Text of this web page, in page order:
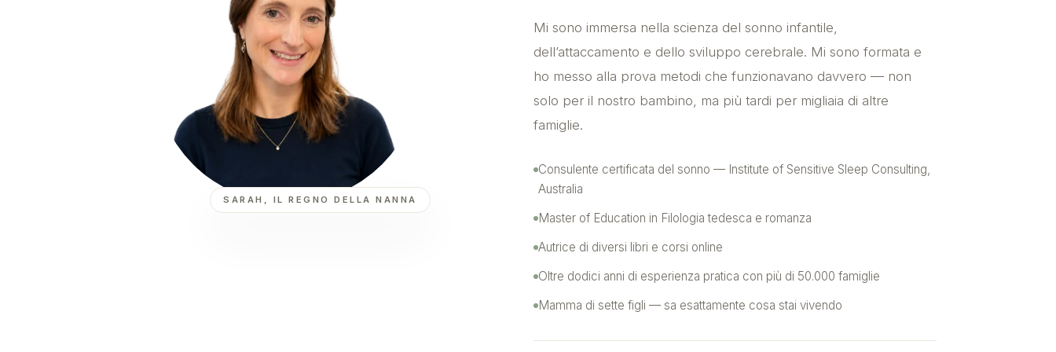
SARAH, IL REGNO DELLA NANNA
Mi sono immersa nella scienza del sonno infantile,
dell’attaccamento e dello sviluppo cerebrale. Mi sono formata e
ho messo alla prova metodi che funzionavano davvero — non
solo per il nostro bambino, ma più tardi per migliaia di altre
famiglie.
Consulente certificata del sonno — Institute of Sensitive Sleep Consulting,
Australia
Master of Education in Filologia tedesca e romanza
Autrice di diversi libri e corsi online
Oltre dodici anni di esperienza pratica con più di 50.000 famiglie
Mamma di sette figli — sa esattamente cosa stai vivendo